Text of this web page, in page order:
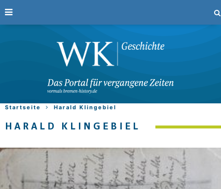
Startseite Harald Klingebiel
HARALD KLINGEBIEL